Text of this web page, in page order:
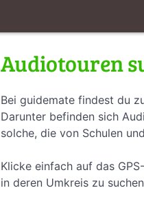
Audiotouren
Bei guidemate findest du
Darunter befinden sich
solche, die von Schulen
Klicke einfach auf das
in deren Umkreis zu